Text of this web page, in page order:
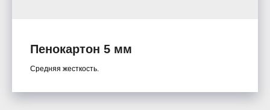
Пенокартон 5 мм
Средняя жесткость.